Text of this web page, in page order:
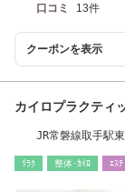
口コミ 13件
クーポンを表示
カイロプラクテ
JR常磐線取手駅
ﾘﾗｸ 整体･ｶｲﾛ ｴｽﾃ